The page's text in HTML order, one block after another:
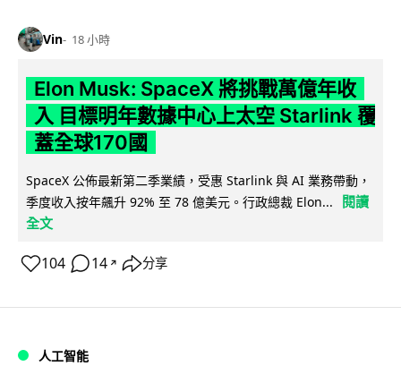
Vin 18 小時
Elon Musk: SpaceX 將挑戰萬億年收
入 目標明年數據中心上太空 Starlink 覆
蓋全球170國
SpaceX 公佈最新第二季業績，受惠 Starlink 與 AI 業務帶動，
季度收入按年飆升 92% 至 78 億美元。行政總裁 Elon...
閱讀
全文
104 14 ↗ 分享
人工智能